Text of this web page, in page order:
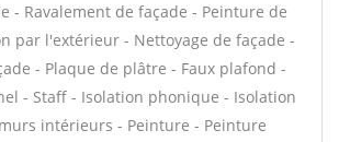
- Ravalement de façade - Peinture de
par l'extérieur - Nettoyage de façade -
- Plaque de plâtre - Faux plafond -
- Staff - Isolation phonique - Isolation
intérieurs - Peinture - Peinture